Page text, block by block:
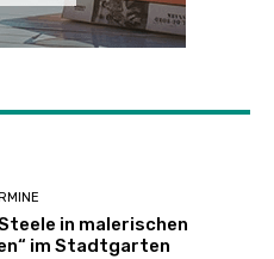
in malerischen
im Stadtgarten